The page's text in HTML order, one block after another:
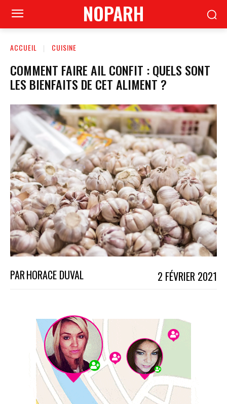
NOPARH
ACCUEIL CUISINE
COMMENT FAIRE AIL CONFIT : QUELS SONT
LES BIENFAITS DE CET ALIMENT ?
PARHORACE DUVAL 2 FÉVRIER 2021